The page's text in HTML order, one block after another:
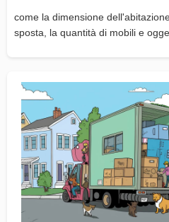
come la dimensione
sposta, la quantità di mobili e